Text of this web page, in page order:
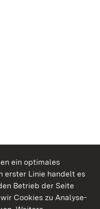
ein optimales
erster Linie handelt es
Betrieb der Seite
Cookies zu Analyse-